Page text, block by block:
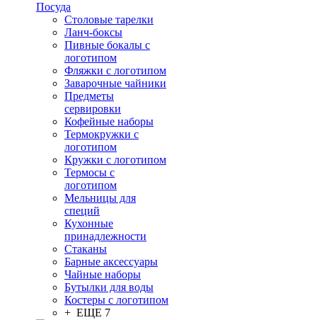
Посуда
Столовые тарелки
Ланч-боксы
Пивные бокалы с
логотипом
Фляжки с логотипом
Заварочные чайники
Предметы
сервировки
Кофейные наборы
Термокружки с
логотипом
Кружки с логотипом
Термосы с
логотипом
Мельницы для
специй
Кухонные
принадлежности
Стаканы
Барные аксессуары
Чайные наборы
Бутылки для воды
Костеры с логотипом
+ ЕЩЕ 7